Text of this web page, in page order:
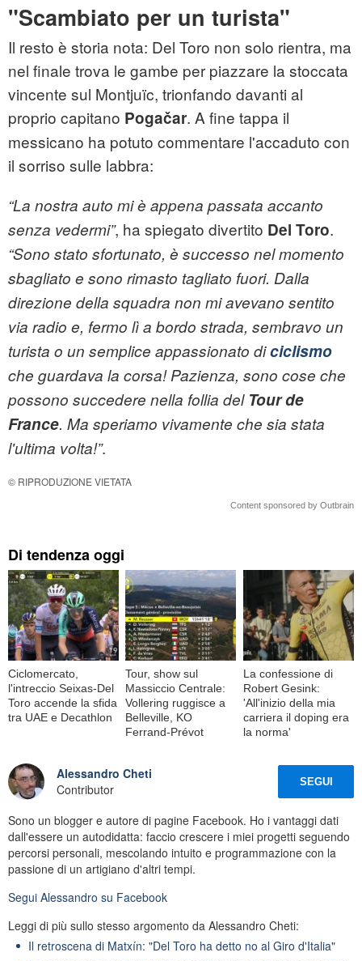
"Scambiato per un turista"
Il resto è storia nota: Del Toro non solo rientra, ma
nel finale trova le gambe per piazzare la stoccata
vincente sul Montjuïc, trionfando davanti al
proprio capitano Pogačar. A fine tappa il
messicano ha potuto commentare l'accaduto con
il sorriso sulle labbra:
“La nostra auto mi è appena passata accanto
senza vedermi”, ha spiegato divertito Del Toro.
“Sono stato sfortunato, è successo nel momento
sbagliato e sono rimasto tagliato fuori. Dalla
direzione della squadra non mi avevano sentito
via radio e, fermo lì a bordo strada, sembravo un
turista o un semplice appassionato diciclismo
che guardava la corsa! Pazienza, sono cose che
possono succedere nella follia del Tour de
France. Ma speriamo vivamente che sia stata
l'ultima volta!”.
© RIPRODUZIONE VIETATA
Content sponsored by Outbrain
Di tendenza oggi
Ciclomercato,
l'intreccio Seixas-Del
Toro accende la sfida
tra UAE e Decathlon
Tour, show sul
Massiccio Centrale:
Vollering ruggisce a
Belleville, KO
Ferrand-Prévot
La confessione di
Robert Gesink:
'All'inizio della mia
carriera il doping era
la norma'
Alessandro Cheti
Contributor
SEGUI
Sono un blogger e autore di pagine Facebook. Ho i vantaggi dati
dall'essere un autodidatta: faccio crescere i miei progetti seguendo
percorsi personali, mescolando intuito e programmazione con la
passione di un artigiano d'altri tempi.
Segui Alessandro su Facebook
Leggi di più sullo stesso argomento da Alessandro Cheti:
Il retroscena di Matxín: "Del Toro ha detto no al Giro d'Italia"